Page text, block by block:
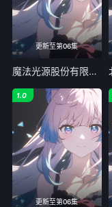
更新至第06集
魔法光源股份有限公司第二季
更新至第06集
1.0